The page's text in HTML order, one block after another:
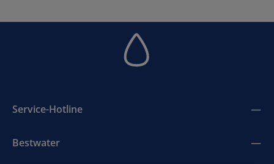
Service-Hotline
Bestwater